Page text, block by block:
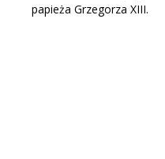
papieża Grzegorza XIII.